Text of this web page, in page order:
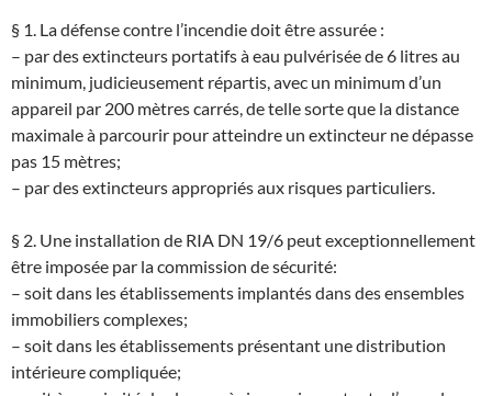
§ 1. La défense contre l’incendie doit être assurée :
– par des extincteurs portatifs à eau pulvérisée de 6 litres au
minimum, judicieusement répartis, avec un minimum d’un
appareil par 200 mètres carrés, de telle sorte que la distance
maximale à parcourir pour atteindre un extincteur ne dépasse
pas 15 mètres;
– par des extincteurs appropriés aux risques particuliers.
§ 2. Une installation de RIA DN 19/6 peut exceptionnellement
être imposée par la commission de sécurité:
– soit dans les établissements implantés dans des ensembles
immobiliers complexes;
– soit dans les établissements présentant une distribution
intérieure compliquée;